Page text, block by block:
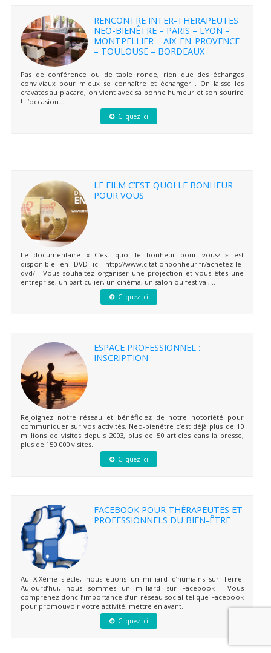
RENCONTRE INTER-THERAPEUTES
NEO-BIENÊTRE – PARIS – LYON –
MONTPELLIER – AIX-EN-PROVENCE
– TOULOUSE – BORDEAUX
Pas de conférence ou de table ronde, rien que des échanges
conviviaux pour mieux se connaître et échanger… On laisse les
cravates au placard, on vient avec sa bonne humeur et son sourire
! L’occasion...
Cliquez ici
LE FILM C’EST QUOI LE BONHEUR
POUR VOUS
Le documentaire « C’est quoi le bonheur pour vous? » est
disponible en DVD ici http://www.citationbonheur.fr/achetez-le-
dvd/ ! Vous souhaitez organiser une projection et vous êtes une
entreprise, un particulier, un cinéma, un salon ou festival,...
Cliquez ici
ESPACE PROFESSIONNEL :
INSCRIPTION
Rejoignez notre réseau et bénéficiez de notre notoriété pour
communiquer sur vos activités. Neo-bienêtre c’est déjà plus de 10
millions de visites depuis 2003, plus de 50 articles dans la presse,
plus de 150 000 visites...
Cliquez ici
FACEBOOK POUR THÉRAPEUTES ET
PROFESSIONNELS DU BIEN-ÊTRE
Au XIXème siècle, nous étions un milliard d’humains sur Terre.
Aujourd’hui, nous sommes un milliard sur Facebook ! Vous
comprenez donc l’importance d’un réseau social tel que Facebook
pour promouvoir votre activité, mettre en avant...
Cliquez ici